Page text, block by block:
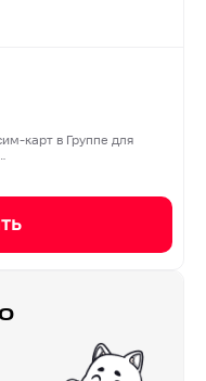
карт в Группе для